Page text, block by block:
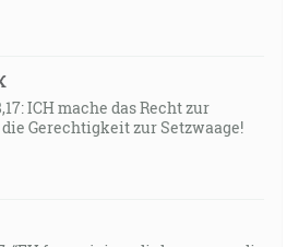
ICH mache das Recht zur
Gerechtigkeit zur Setzwaage!